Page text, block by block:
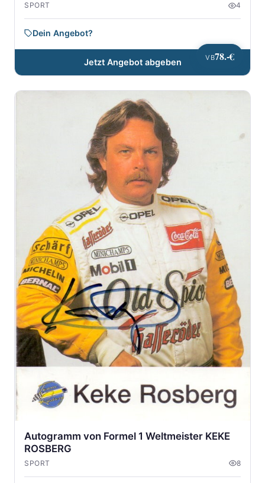
VB78.-€
SPORT 4
Dein Angebot?
Jetzt Angebot abgeben
Autogramm von Formel 1 Weltmeister KEKE
ROSBERG
SPORT 8